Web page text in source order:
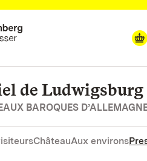
de Ludwigsburg
BAROQUES
ChâteauAux environs